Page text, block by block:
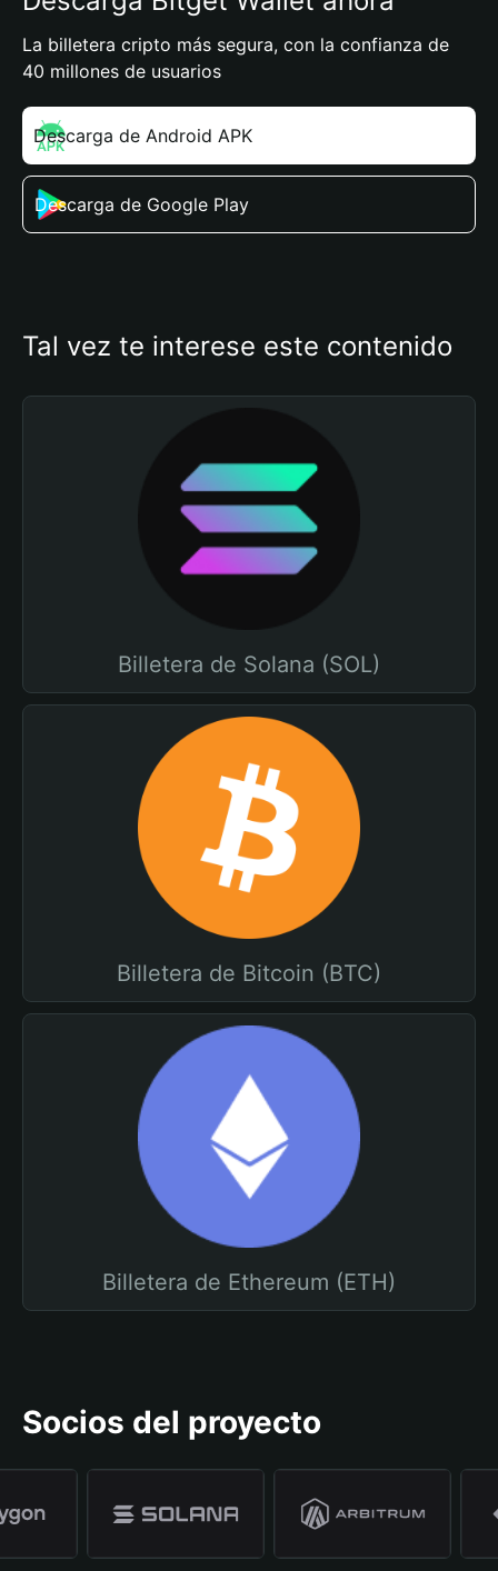
La billetera cripto más segura, con la confianza de
40 millones de usuarios
Descarga de Android APK
Descarga de Google Play
Tal vez te interese este contenido
Billetera de Solana (SOL)
Billetera de Bitcoin (BTC)
Billetera de Ethereum (ETH)
Socios del proyecto